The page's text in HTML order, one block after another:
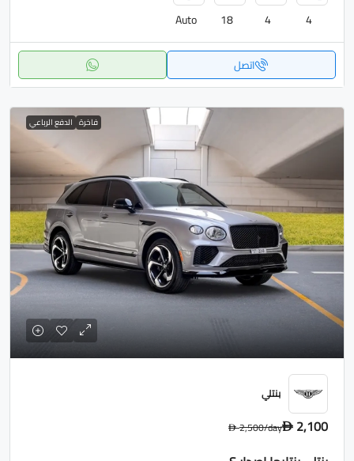
4
4
18
Auto
اتصل
فاخرة الدفع الرباعي
بنتلي
D 2,100
D2,500/day